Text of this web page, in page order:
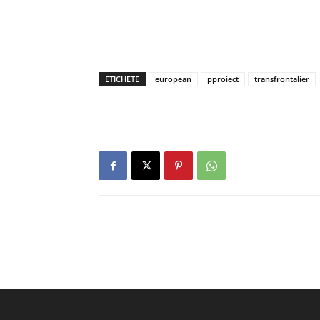
ETICHETE european pproiect transfrontalier